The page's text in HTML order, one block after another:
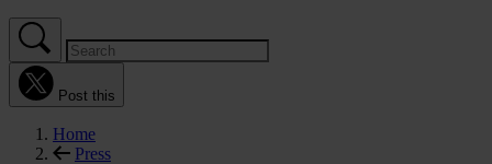
Post this
Home
Press